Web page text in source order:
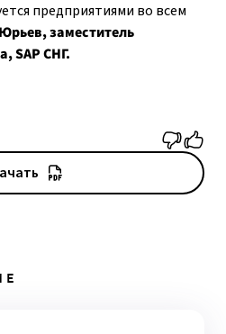
предприятиями во всем
заместитель
SAP СНГ.